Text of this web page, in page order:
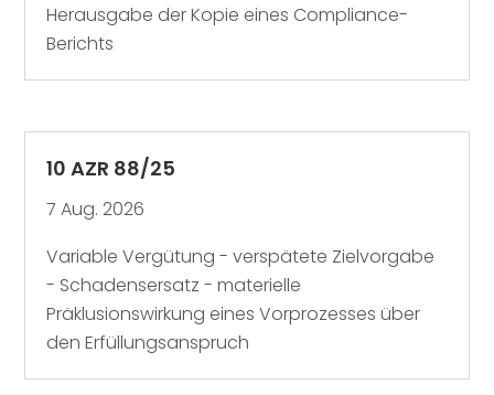
Herausgabe der Kopie eines Compliance-
Berichts
10 AZR 88/25
7 Aug. 2026
Variable Vergütung - verspätete Zielvorgabe
- Schadensersatz - materielle
Präklusionswirkung eines Vorprozesses über
den Erfüllungsanspruch